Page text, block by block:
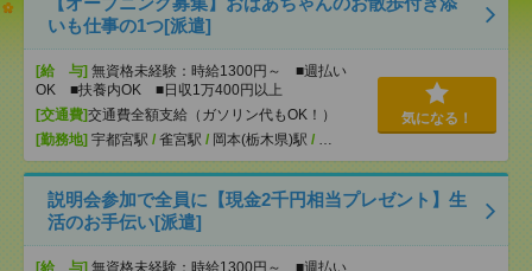
いも仕事の1つ[派遣]
[給 与] 無資格未経験：時給1300円～ ■週払い
OK ■扶養内OK ■日収1万400円以上
[交通費]交通費全額支給（ガソリン代もOK！）
[勤務地] 宇都宮駅 / 雀宮駅 / 岡本(栃木県)駅 / …
気になる！
説明会参加で全員に【現金2千円相当プレゼント】生
活のお手伝い[派遣]
[給 与] 無資格未経験：時給1300円～ ■週払い